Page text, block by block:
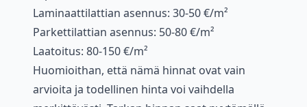
Laminaattilattian asennus: 30-50 €/m²
Parkettilattian asennus: 50-80 €/m²
Laatoitus: 80-150 €/m²
Huomioithan, että nämä hinnat ovat vain
arvioita ja todellinen hinta voi vaihdella